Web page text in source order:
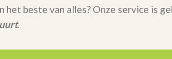
het beste van alles? Onze service is
.